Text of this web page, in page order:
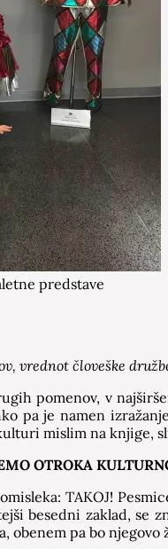
predstave
vrednot človeške
pomenov, v
pa je namen
mislim na knjige,
OTROKA
TAKOJ!
besedni zaklad,
obenem pa bo